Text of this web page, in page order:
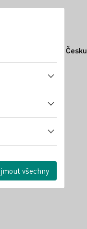
Německé víno v Česku
všechny